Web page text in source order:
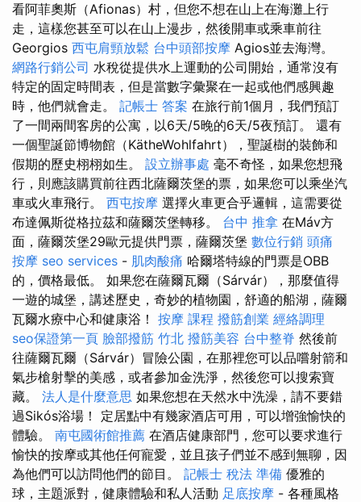
看阿菲奧斯（Afionas）村，但您不想在山上在海灘上行
走，這樣您甚至可以在山上漫步，然後開車或乘車前往
Georgios 西屯肩頸放鬆 台中頭部按摩 Agios並去海灣。
網路行銷公司 水稅從提供水上運動的公司開始，通常沒有
特定的固定時間表，但是當數字彙聚在一起或他們感興趣
時，他們就會走。 記帳士 答案 在旅行前1個月，我們預訂
了一間兩間客房的公寓，以6天/5晚的6天/5夜預訂。 還有
一個聖誕節博物館（KätheWohlfahrt），聖誕樹的裝飾和
假期的歷史栩栩如生。 設立辦事處 毫不奇怪，如果您想飛
行，則應該購買前往西北薩爾茨堡的票，如果您可以乘坐汽
車或火車飛行。 西屯按摩 選擇火車更合乎邏輯，這需要從
布達佩斯從格拉茲和薩爾茨堡轉移。 台中 推拿 在Máv方
面，薩爾茨堡29歐元提供門票，薩爾茨堡 數位行銷 頭痛
按摩 seo services - 肌肉酸痛 哈爾塔特線的門票是OBB
的，價格最低。 如果您在薩爾瓦爾（Sárvár），那麼值得
一遊的城堡，講述歷史，奇妙的植物園，舒適的船湖，薩爾
瓦爾水療中心和健康浴！ 按摩 課程 撥筋創業 經絡調理
seo保證第一頁 臉部撥筋 竹北 撥筋美容 台中整脊 然後前
往薩爾瓦爾（Sárvár）冒險公園，在那裡您可以品嚐射箭和
氣步槍射擊的美感，或者參加金洗淨，然後您可以搜索寶
藏。 法人是什麼意思 如果您想在天然水中洗澡，請不要錯
過Sikós浴場！ 定居點中有幾家酒店可用，可以增強愉快的
體驗。 南屯國術館推薦 在酒店健康部門，您可以要求進行
愉快的按摩或其他任何寵愛，並且孩子們並不感到無聊，因
為他們可以訪問他們的節目。 記帳士 稅法 準備 優雅的
球，主題派對，健康體驗和私人活動 足底按摩 - 各種風格